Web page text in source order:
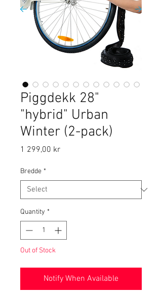
Piggdekk 28"
"hybrid" Urban
Winter (2-pack)
1 299,00 krPrice
Bredde *
Quantity *
Out of Stock
Notify When Available